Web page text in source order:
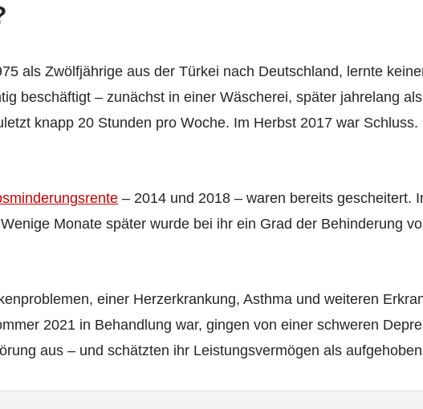
als Zwölfjährige aus der Türkei nach Deutschland, lernte
beschäftigt – zunächst in einer Wäscherei, später jahrelang als
knapp 20 Stunden pro Woche. Im Herbst 2017 war Schluss.
– 2014 und 2018 – waren bereits gescheitert.
Monate später wurde bei ihr ein Grad der Behinderung
einer Herzerkrankung, Asthma und weiteren
2021 in Behandlung war, gingen von einer schweren
aus – und schätzten ihr Leistungsvermögen als